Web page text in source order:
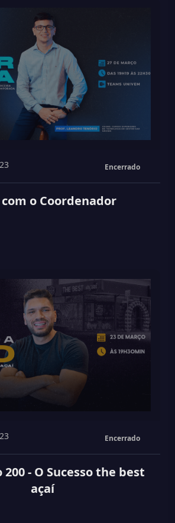
Encerrado
o Coordenador
Encerrado
200 - O Sucesso the best
açaí